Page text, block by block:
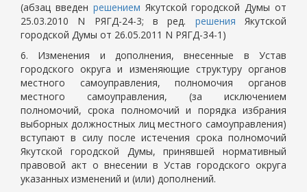
(абзац введен решением Якутской городской Думы от
25.03.2010 N РЯГД-24-3; в ред. решения Якутской
городской Думы от 26.05.2011 N РЯГД-34-1)
6. Изменения и дополнения, внесенные в Устав
городского округа и изменяющие структуру органов
местного самоуправления, полномочия органов
местного самоуправления, (за исключением
полномочий, срока полномочий и порядка избрания
выборных должностных лиц местного самоуправления)
вступают в силу после истечения срока полномочий
Якутской городской Думы, принявшей нормативный
правовой акт о внесении в Устав городского округа
указанных изменений и (или) дополнений.